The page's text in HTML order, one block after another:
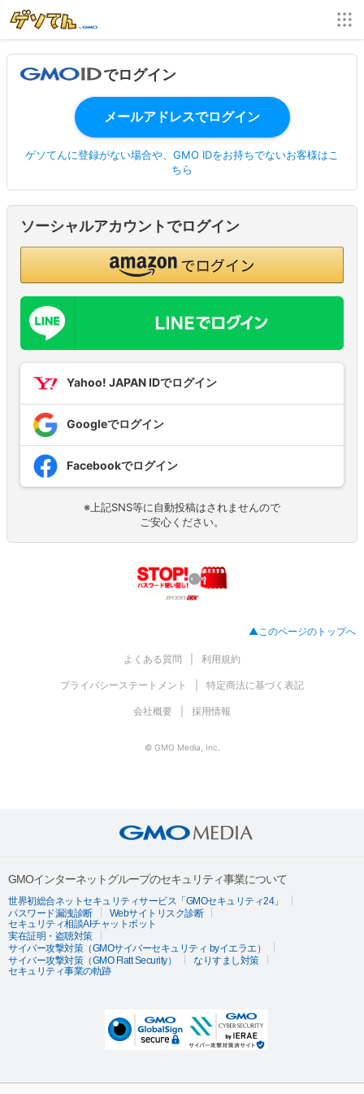
でログイン
ゲソてんに登録がない場合や、GMO IDをお持ちでないお客様はこ
ちら
ソーシャルアカウントでログイン
Yahoo! JAPAN IDでログイン
Googleでログイン
Facebookでログイン
※上記SNS等に自動投稿はされませんので
ご安心ください。
▲このページのトップへ
よくある質問 利用規約
プライバシーステートメント 特定商法に基づく表記
会社概要 採用情報
© GMO Media, Inc.
GMOインターネットグループのセキュリティ事業について
世界初総合ネットセキュリティサービス「GMOセキュリティ24」
パスワード漏洩診断
Webサイトリスク診断
セキュリティ相談AIチャットボット
実在証明・盗聴対策
サイバー攻撃対策（GMOサイバーセキュリティ byイエラエ）
サイバー攻撃対策（GMO Flatt Security）
なりすまし対策
セキュリティ事業の軌跡